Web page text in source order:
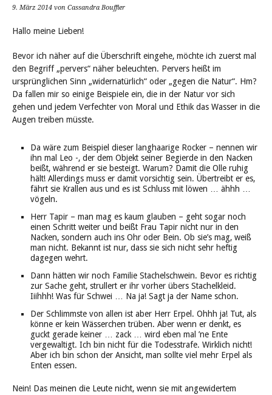
9. März 2014 von Cassandra Bouffier
Hallo meine Lieben!
Bevor ich näher auf die Überschrift eingehe, möchte ich zuerst mal
den Begriff „pervers“ näher beleuchten. Pervers heißt im
ursprünglichen Sinn „widernatürlich“ oder „gegen die Natur“. Hm?
Da fallen mir so einige Beispiele ein, die in der Natur vor sich
gehen und jedem Verfechter von Moral und Ethik das Wasser in die
Augen treiben müsste.
Da wäre zum Beispiel dieser langhaarige Rocker – nennen wir
ihn mal Leo -, der dem Objekt seiner Begierde in den Nacken
beißt, während er sie besteigt. Warum? Damit die Olle ruhig
hält! Allerdings muss er damit vorsichtig sein. Übertreibt er es,
fährt sie Krallen aus und es ist Schluss mit löwen … ähhh …
vögeln.
Herr Tapir – man mag es kaum glauben – geht sogar noch
einen Schritt weiter und beißt Frau Tapir nicht nur in den
Nacken, sondern auch ins Ohr oder Bein. Ob sie’s mag, weiß
man nicht. Bekannt ist nur, dass sie sich nicht sehr heftig
dagegen wehrt.
Dann hätten wir noch Familie Stachelschwein. Bevor es richtig
zur Sache geht, strullert er ihr vorher übers Stachelkleid.
Iiihhh! Was für Schwei … Na ja! Sagt ja der Name schon.
Der Schlimmste von allen ist aber Herr Erpel. Ohhh ja! Tut, als
könne er kein Wässerchen trüben. Aber wenn er denkt, es
guckt gerade keiner … zack … wird eben mal ’ne Ente
vergewaltigt. Ich bin nicht für die Todesstrafe. Wirklich nicht!
Aber ich bin schon der Ansicht, man sollte viel mehr Erpel als
Enten essen.
Nein! Das meinen die Leute nicht, wenn sie mit angewidertem